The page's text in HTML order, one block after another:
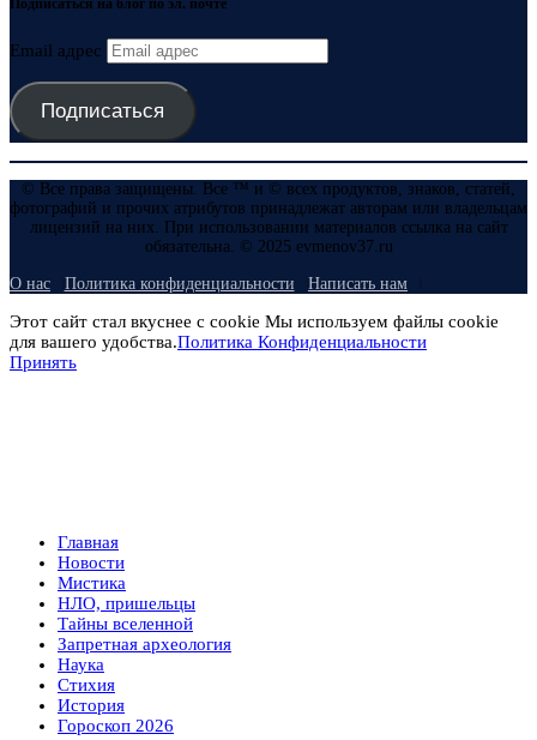
Подписаться на блог по эл. почте
Email адрес
Подписаться
© Все права защищены. Все ™ и © всех продуктов, знаков, статей,
фотографий и прочих атрибутов принадлежат авторам или владельцам
лицензий на них. При использовании материалов ссылка на сайт
обязательна. © 2025 evmenov37.ru
О нас Политика конфиденциальности Написать нам
Этот сайт стал вкуснее с cookie Мы используем файлы cookie
для вашего удобства.Политика Конфиденциальности
Принять
Главная
Новости
Мистика
НЛО, пришельцы
Тайны вселенной
Запретная археология
Наука
Стихия
История
Гороскоп 2026